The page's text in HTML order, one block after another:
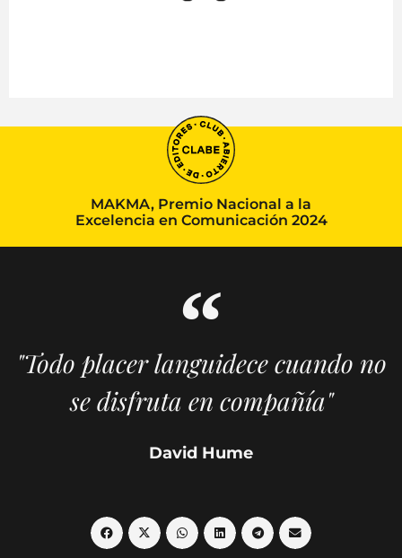
MAKMA, Premio Nacional a la
Excelencia en Comunicación 2024
"Todo placer languidece cuando no
se disfruta en compañía"
David Hume